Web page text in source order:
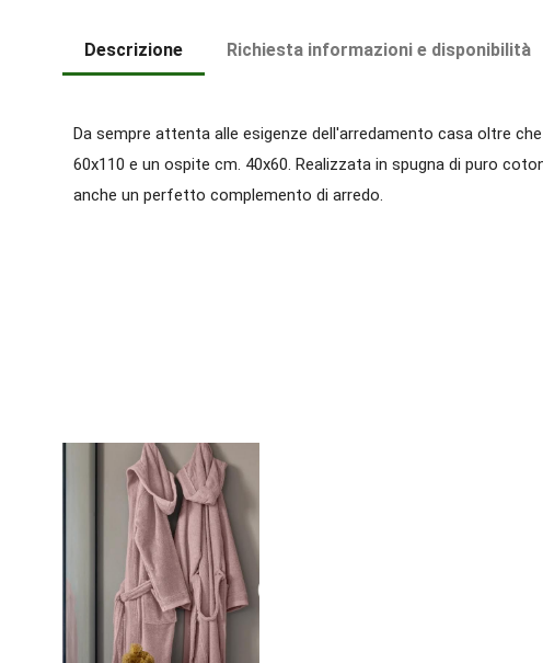
Descrizione Richiesta informazioni e disponibilità
Da sempre attenta alle esigenze dell'arredamento casa oltre
60x110 e un ospite cm. 40x60. Realizzata in spugna di puro
anche un perfetto complemento di arredo.